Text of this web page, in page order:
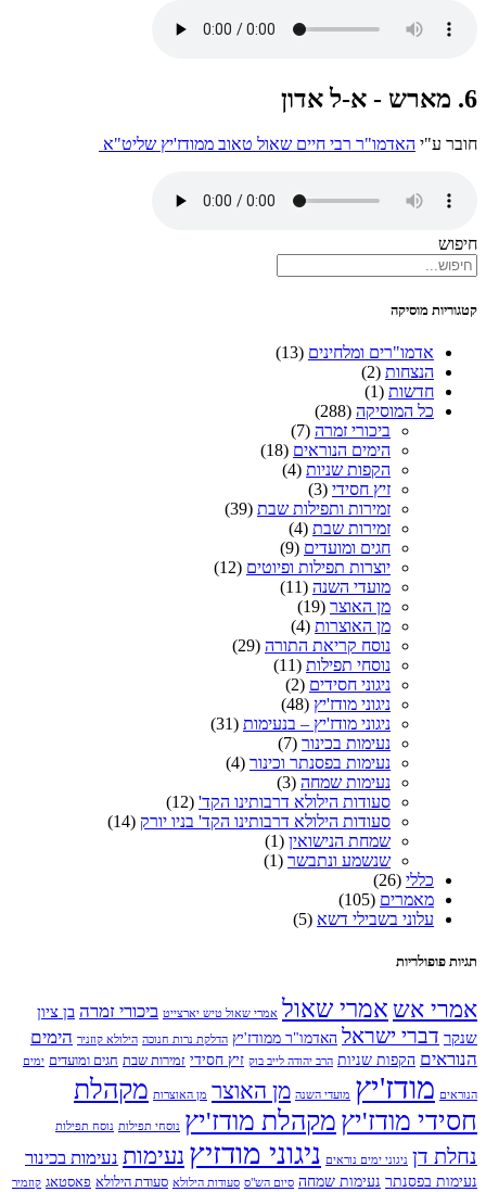
6. מארש - א-ל אדון
חובר ע"י האדמו"ר רבי חיים שאול טאוב ממודז'יץ שליט"א
חיפוש
קטגוריות מוסיקה
אדמו"רים ומלחינים (13)
הנצחות (2)
חדשות (1)
כל המוסיקה (288)
ביכורי זמרה (7)
הימים הנוראים (18)
הקפות שניות (4)
זיץ חסידי (3)
זמירות ותפילות שבת (39)
זמירות שבת (4)
חגים ומועדים (9)
יוצרות תפילות ופיוטים (12)
מועדי השנה (11)
מן האוצר (19)
מן האוצרות (4)
נוסח קריאת התורה (29)
נוסחי תפילות (11)
ניגוני חסידים (2)
ניגוני מודז'יץ (48)
ניגוני מודז'יץ – בנעימות (31)
נעימות בכינור (7)
נעימות בפסנתר וכינור (4)
נעימות שמחה (3)
סעודות הילולא דרבותינו הקד' (12)
סעודות הילולא דרבותינו הקד' בניו יורק (14)
שמחת הנישואין (1)
שנשמע ונתבשר (1)
כללי (26)
מאמרים (105)
עלוני בשבילי דשא (5)
תגיות פופולריות
אמרי אש אמרי שאול אמרי שאול טיש יארצייט ביכורי זמרה בן ציון
שנקר דברי ישראל האדמו"ר ממודז'יץ הדלקת נרות חנוכה הילולא קוזניר הימים
הנוראים הקפות שניות הרב יהודה לייב בוק זיץ חסידי זמירות שבת חגים ומועדים ימים
הנוראים מודז'יץ מועדי השנה מן האוצר מן האוצרות מקהלת
חסידי מודז'יץ מקהלת מודז'יץ נוסחי תפילות נוסח תפילות
נחלת דן ניגוני ימים נוראים ניגוני מודזיץ נעימות נעימות בכינור
נעימות בפסנתר נעימות שמחה סיום הש"ס סעודות הילולא סעודת הילולא פאסטאג קוזמיר